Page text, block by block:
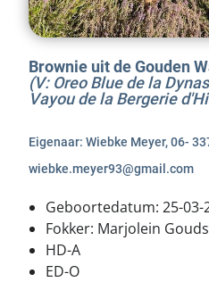
Puppies
Dekreuen
Database
Brownie uit de Gouden
(V: Oreo Blue de la
Vayou de la Bergerie
Eigenaar: Wiebke Meyer, 06-
wiebke.meyer93@gmail.com
Geboortedatum: 25-03-
Fokker: Marjolein
HD-A
ED-O